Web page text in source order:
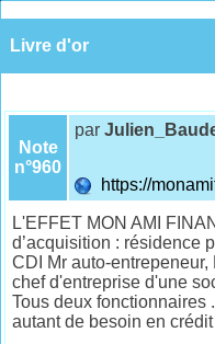
Livre d'or
Note
n°960
par
https://
L'EFFET MON AMI
d’acquisition : résidence
CDI Mr auto-
chef d'entreprise d'une
Tous deux fonctionnaires
autant de besoin en